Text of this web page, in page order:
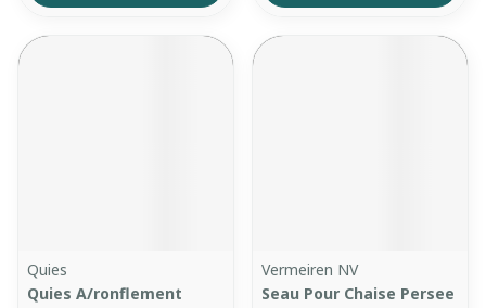
Quies
Quies A/ronflement
Vermeiren NV
Seau Pour Chaise Persee